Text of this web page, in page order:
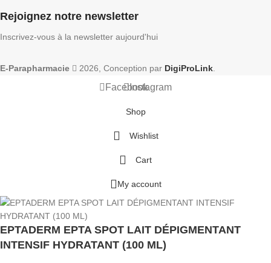
Rejoignez notre newsletter
Inscrivez-vous à la newsletter aujourd'hui
E-Parapharmacie 2026, Conception par DigiProLink
FacebookInstagram
Shop
Wishlist
Cart
My account
EPTADERM EPTA SPOT LAIT DÉPIGMENTANT
INTENSIF HYDRATANT (100 ML)